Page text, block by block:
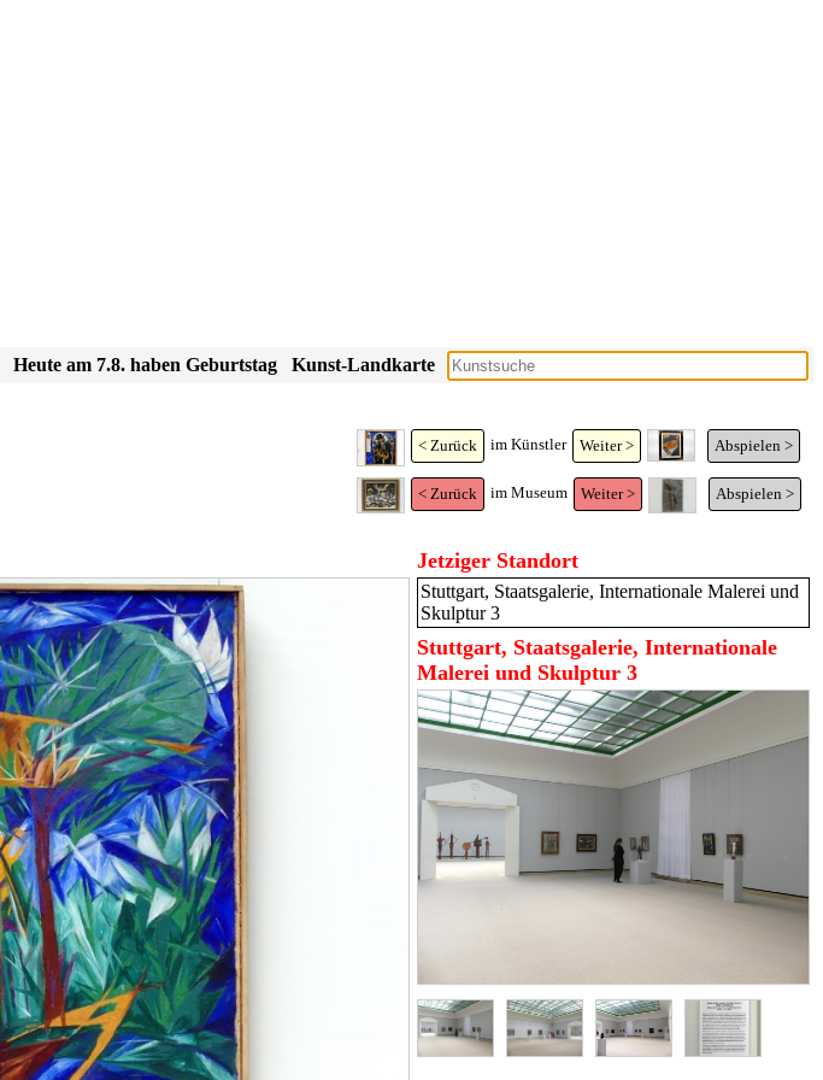
Kunst-Landkarte
Heute am 7.8. haben Geburtstag
< Zurück im Künstler Weiter > Abspielen >
< Zurück im Museum Weiter > Abspielen >
Jetziger Standort
Stuttgart, Staatsgalerie, Internationale Malerei und
Skulptur 3
Stuttgart, Staatsgalerie, Internationale
Malerei und Skulptur 3